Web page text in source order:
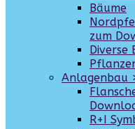
Bäume
zum
Diverse
Anlagenbau
R+I